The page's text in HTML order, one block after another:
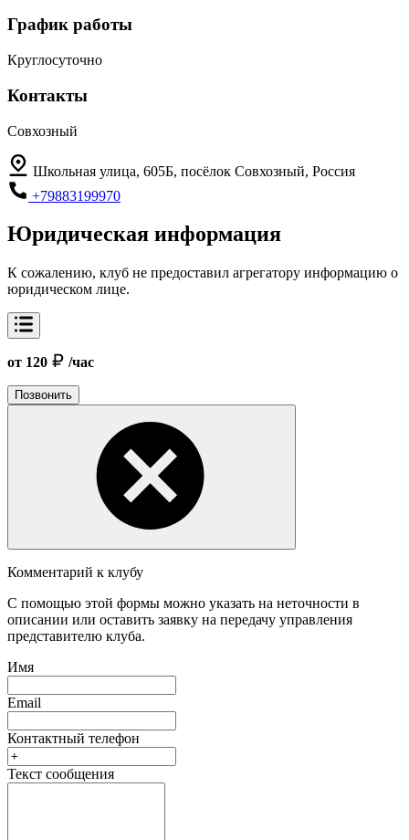
График работы
Круглосуточно
Контакты
Совхозный
Школьная улица, 605Б, посёлок Совхозный, Россия
+79883199970
Юридическая информация
К сожалению, клуб не предоставил агрегатору информацию о
юридическом лице.
от 120 /час
Позвонить
Комментарий к клубу
С помощью этой формы можно указать на неточности в
описании или оставить заявку на передачу управления
представителю клуба.
Имя
Email
Контактный телефон
Текст сообщения